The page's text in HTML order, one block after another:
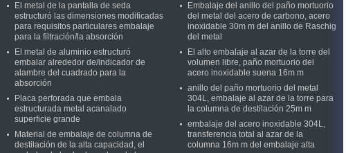
El metal de la pantalla de seda
estructuró las dimensiones modificadas
para requisitos particulares embalaje
para la filtración/la absorción
El metal de aluminio estructuró
embalar alrededor de/indicador de
alambre del cuadrado para la
absorción
Placa perforada que embala
estructurada metal acanalado
superficie grande
Material de embalaje de columna de
destilación de la alta capacidad, el
Embalaje del anillo del paño mortuorio
del metal del acero de carbono, acero
inoxidable 30m m del anillo de Raschig
del metal
El alto embalaje al azar de la torre del
volumen libre, paño mortuorio del
acero inoxidable suena 16m m
anillo del paño mortuorio del metal
304L, embalaje al azar de la torre para
la columna de destilación 25m m
embalaje del acero inoxidable 304L,
transferencia total al azar de la
columna 16m m del embalaje alta